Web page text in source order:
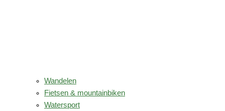
Wandelen
Fietsen & mountainbiken
Watersport